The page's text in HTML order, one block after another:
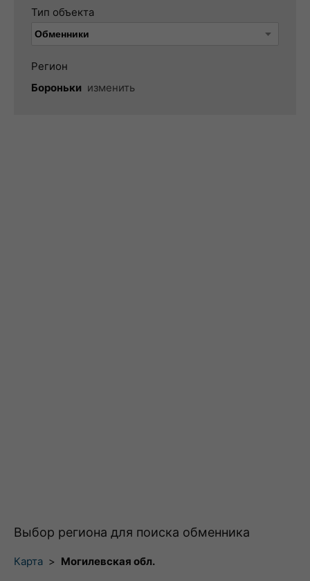
Тип объекта
Регион
Бороньки изменить
Выбор региона для поиска обменника
Карта > Могилевская обл.